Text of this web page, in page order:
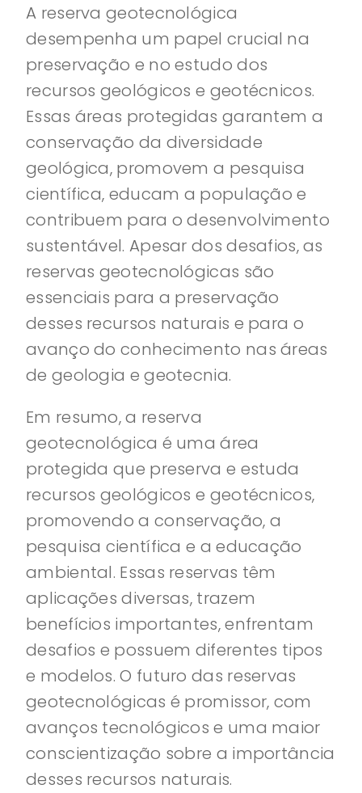
A reserva geotecnológica
desempenha um papel crucial na
preservação e no estudo dos
recursos geológicos e geotécnicos.
Essas áreas protegidas garantem a
conservação da diversidade
geológica, promovem a pesquisa
científica, educam a população e
contribuem para o desenvolvimento
sustentável. Apesar dos desafios, as
reservas geotecnológicas são
essenciais para a preservação
desses recursos naturais e para o
avanço do conhecimento nas áreas
de geologia e geotecnia.
Em resumo, a reserva
geotecnológica é uma área
protegida que preserva e estuda
recursos geológicos e geotécnicos,
promovendo a conservação, a
pesquisa científica e a educação
ambiental. Essas reservas têm
aplicações diversas, trazem
benefícios importantes, enfrentam
desafios e possuem diferentes tipos
e modelos. O futuro das reservas
geotecnológicas é promissor, com
avanços tecnológicos e uma maior
conscientização sobre a importância
desses recursos naturais.